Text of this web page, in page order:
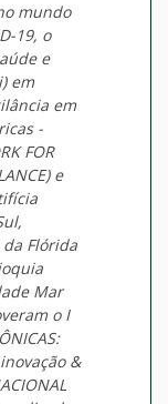
mundo
19, o
e
em
em
-
FOR
e
Flórida
Mar
o I
&